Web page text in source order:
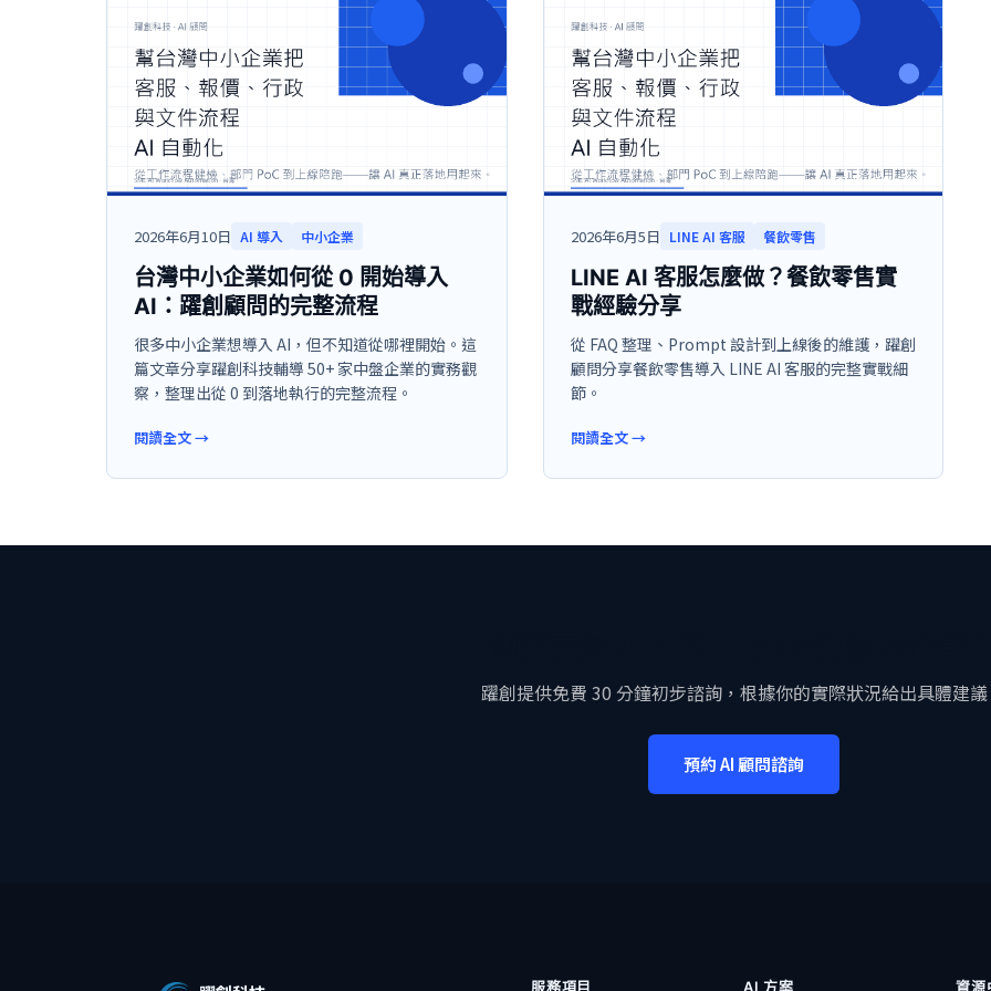
2026年6月10日 AI 導入 中小企業
台灣中小企業如何從 0 開始導入
AI：躍創顧問的完整流程
很多中小企業想導入 AI，但不知道從哪裡開始。這
篇文章分享躍創科技輔導 50+ 家中盤企業的實務觀
察，整理出從 0 到落地執行的完整流程。
閱讀全文→
2026年6月5日 LINE AI 客服 餐飲零售
LINE AI 客服怎麼做？餐飲零售實
戰經驗分享
從 FAQ 整理、Prompt 設計到上線後的維護，躍創
顧問分享餐飲零售導入 LINE AI 客服的完整實戰細
節。
閱讀全文→
躍創提供免費 30 分鐘初步諮詢，根據你的實際狀況給出具體建議
預約 AI 顧問諮詢
服務項目 AI 方案 資源